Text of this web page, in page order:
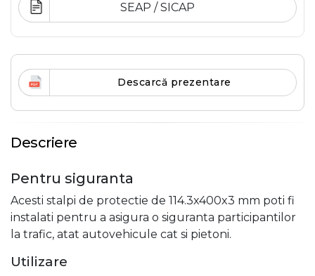
SEAP / SICAP
Descarcă prezentare
Descriere
Pentru siguranta
Acesti stalpi de protectie de 114.3x400x3 mm poti fi
instalati pentru a asigura o siguranta participantilor
la trafic, atat autovehicule cat si pietoni.
Utilizare